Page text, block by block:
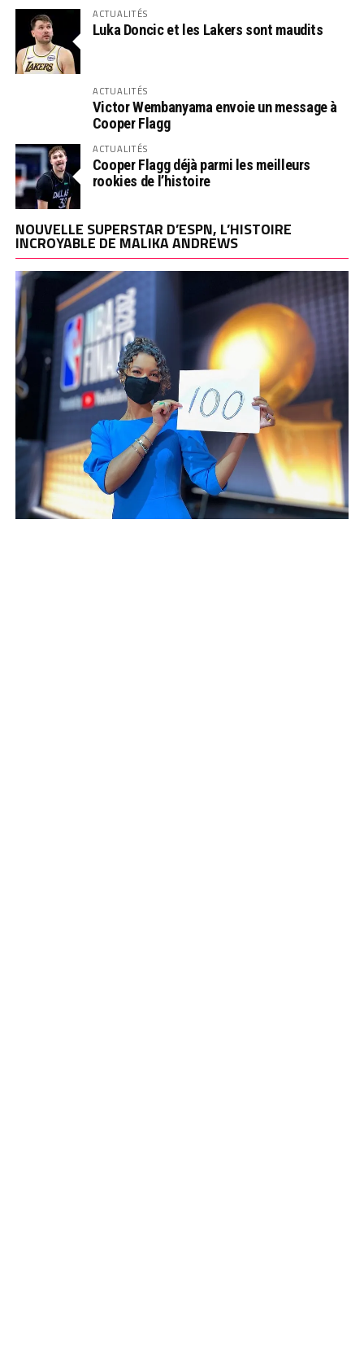
ACTUALITÉS
Luka Doncic et les Lakers sont maudits
ACTUALITÉS
Victor Wembanyama envoie un message à
Cooper Flagg
ACTUALITÉS
Cooper Flagg déjà parmi les meilleurs
rookies de l’histoire
NOUVELLE SUPERSTAR D’ESPN, L’HISTOIRE
INCROYABLE DE MALIKA ANDREWS